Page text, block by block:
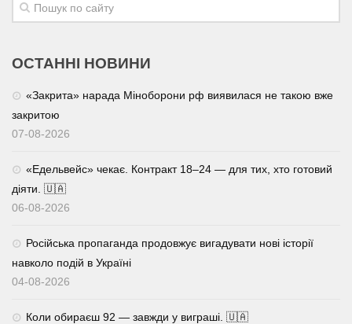
ОСТАННІ НОВИНИ
«Закрита» нарада Міноборони рф виявилася не такою вже
закритою
07-08-2026
«Едельвейс» чекає. Контракт 18–24 — для тих, хто готовий
діяти. 🇺🇦
06-08-2026
Російська пропаганда продовжує вигадувати нові історії
навколо подій в Україні
04-08-2026
Коли обираєш 92 — завжди у виграші. 🇺🇦